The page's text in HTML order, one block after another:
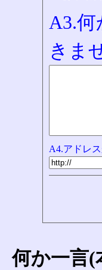
A3.
きま
A4.アドレ
何か一言(